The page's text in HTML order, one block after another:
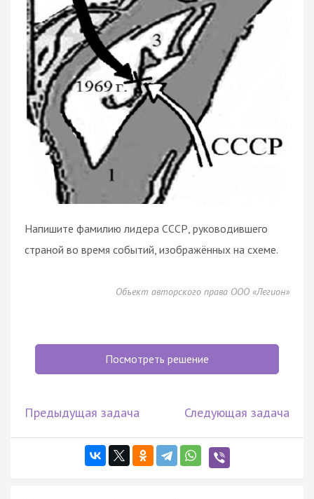
Напишите фамилию лидера СССР, руководившего
страной во время событий, изображённых на схеме.
Объект авторского права ООО «Легион»
Посмотреть решение
Предыдущая задача Следующая задача